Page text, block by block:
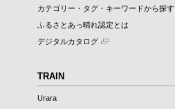
カテゴリー・タグ・キーワードから探す
ふるさとあっ晴れ認定とは
デジタルカタログ
TRAIN
Urara